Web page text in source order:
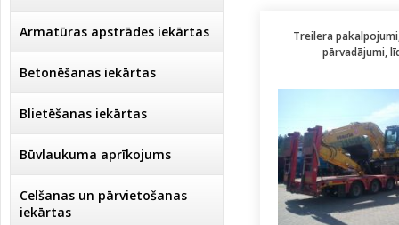
Armatūras apstrādes iekārtas
Betonēšanas iekārtas
Blietēšanas iekārtas
Būvlaukuma aprīkojums
Celšanas un pārvietošanas
iekārtas
Treilera
pārvadājumi,